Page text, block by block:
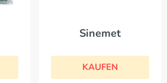
Sinemet
KAUFEN